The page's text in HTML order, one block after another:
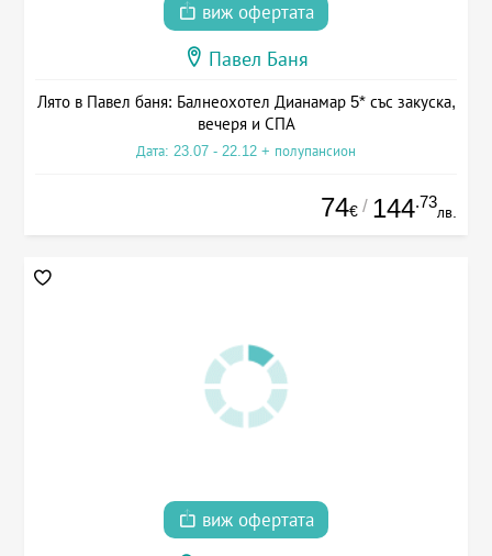
виж офертата
Павел Баня
Лято в Павел баня: Балнеохотел Дианамар 5* със закуска,
вечеря и СПА
Дата: 23.07 - 22.12 + полупансион
74€ / 144.73
лв.
виж офертата